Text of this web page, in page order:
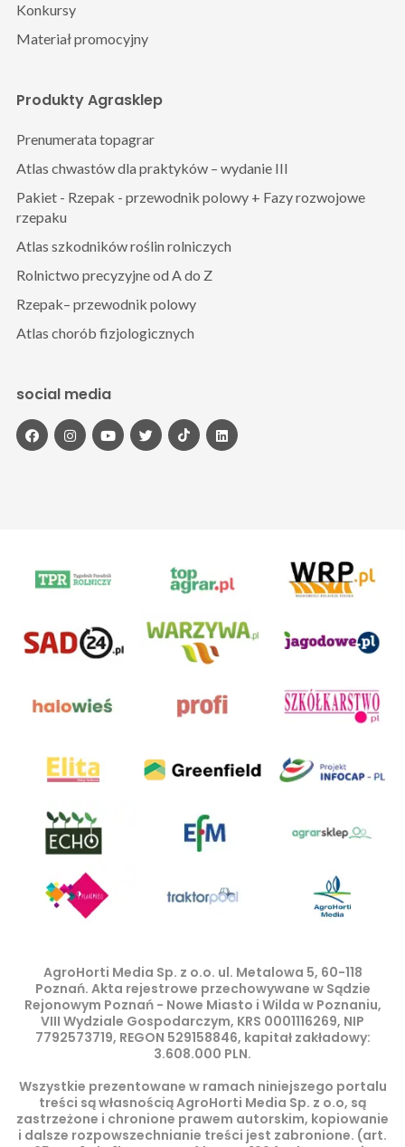
Produkty Agrasklep
Prenumerata topagrar
Atlas chwastów dla praktyków – wydanie III
Pakiet - Rzepak - przewodnik polowy + Fazy rozwojowe
rzepaku
Atlas szkodników roślin rolniczych
Rolnictwo precyzyjne od A do Z
Rzepak– przewodnik polowy
Atlas chorób fizjologicznych
Konkursy
Materiał promocyjny
social media
AgroHorti Media Sp. z o.o. ul. Metalowa 5, 60-118
Poznań. Akta rejestrowe przechowywane w Sądzie
Rejonowym Poznań - Nowe Miasto i Wilda w Poznaniu,
VIII Wydziale Gospodarczym, KRS 0001116269, NIP
7792573719, REGON 529158846, kapitał zakładowy:
3.608.000 PLN.
Wszystkie prezentowane w ramach niniejszego portalu
treści są własnością AgroHorti Media Sp. z o.o, są
zastrzeżone i chronione prawem autorskim, kopiowanie
i dalsze rozpowszechnianie treści jest zabronione. (art.